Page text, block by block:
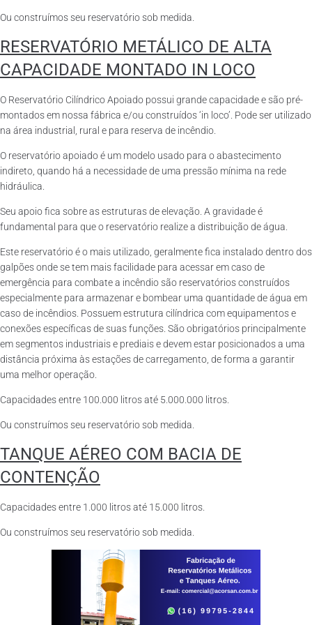
Ou construímos seu reservatório sob medida.
RESERVATÓRIO METÁLICO DE ALTA
CAPACIDADE MONTADO IN LOCO
O Reservatório Cilíndrico Apoiado possui grande capacidade e são pré-
montados em nossa fábrica e/ou construídos ‘in loco’. Pode ser utilizado
na área industrial, rural e para reserva de incêndio.
O reservatório apoiado é um modelo usado para o abastecimento
indireto, quando há a necessidade de uma pressão mínima na rede
hidráulica.
Seu apoio fica sobre as estruturas de elevação. A gravidade é
fundamental para que o reservatório realize a distribuição de água.
Este reservatório é o mais utilizado, geralmente fica instalado dentro dos
galpões onde se tem mais facilidade para acessar em caso de
emergência para combate a incêndio são reservatórios construídos
especialmente para armazenar e bombear uma quantidade de água em
caso de incêndios. Possuem estrutura cilíndrica com equipamentos e
conexões específicas de suas funções. São obrigatórios principalmente
em segmentos industriais e prediais e devem estar posicionados a uma
distância próxima às estações de carregamento, de forma a garantir
uma melhor operação.
Capacidades entre 100.000 litros até 5.000.000 litros.
Ou construímos seu reservatório sob medida.
TANQUE AÉREO COM BACIA DE
CONTENÇÃO
Capacidades entre 1.000 litros até 15.000 litros.
Ou construímos seu reservatório sob medida.